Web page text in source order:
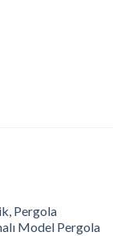
Pergola
Model Pergola